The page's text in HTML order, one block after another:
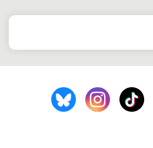
Search for